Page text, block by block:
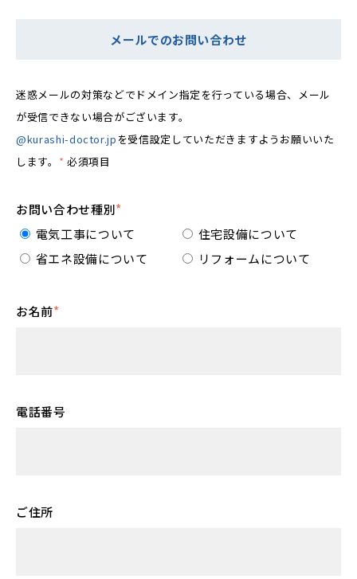
メールでのお問い合わせ
迷惑メールの対策などでドメイン指定を行っている場合、メール
が受信できない場合がございます。
@kurashi-doctor.jpを受信設定していただきますようお願いいた
します。 * 必須項目
お問い合わせ種別*
電気工事について
住宅設備について
省エネ設備について
リフォームについて
お名前*
電話番号
ご住所